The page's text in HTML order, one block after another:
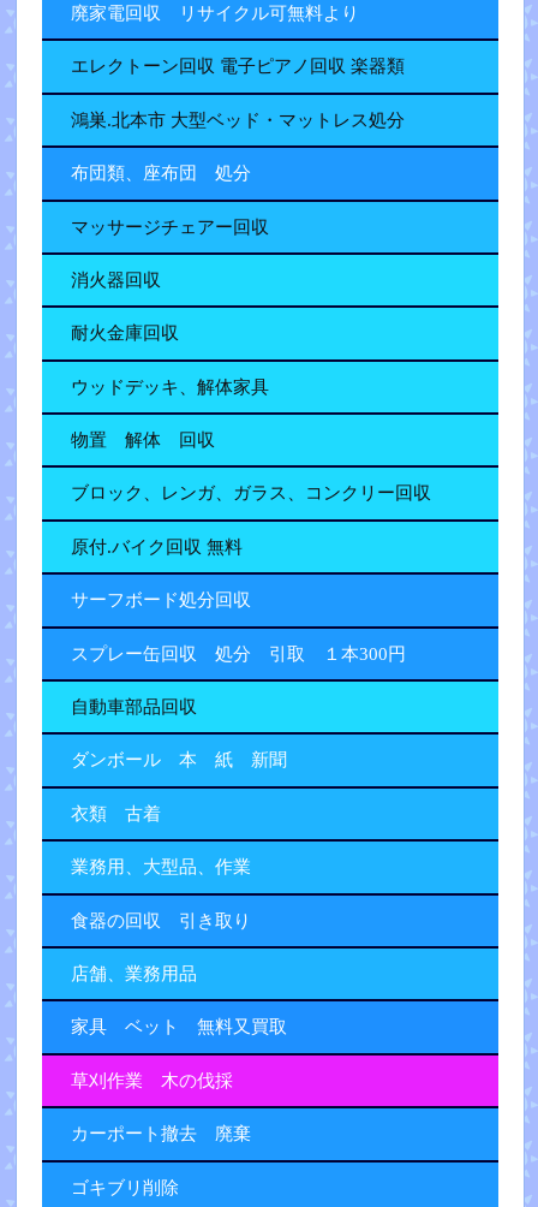
廃家電回収 リサイクル可無料より
エレクトーン回収 電子ピアノ回収 楽器類
鴻巣.北本市 大型ベッド・マットレス処分
布団類、座布団 処分
マッサージチェアー回収
消火器回収
耐火金庫回収
ウッドデッキ、解体家具
物置 解体 回収
ブロック、レンガ、ガラス、コンクリー回収
原付.バイク回収 無料
サーフボード処分回収
スプレー缶回収 処分 引取 １本300円
自動車部品回収
ダンボール 本 紙 新聞
衣類 古着
業務用、大型品、作業
食器の回収 引き取り
店舗、業務用品
家具 ベット 無料又買取
草刈作業 木の伐採
カーポート撤去 廃棄
ゴキブリ削除